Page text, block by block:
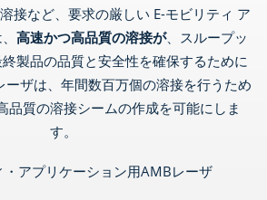
接など、要求の厳しい E-モビリティ ア
高速かつ高品質の溶接が、スループッ
製品の品質と安全性を確保するために
ザは、年間数百万個の溶接を行うため
品質の溶接シームの作成を可能にしま
す。